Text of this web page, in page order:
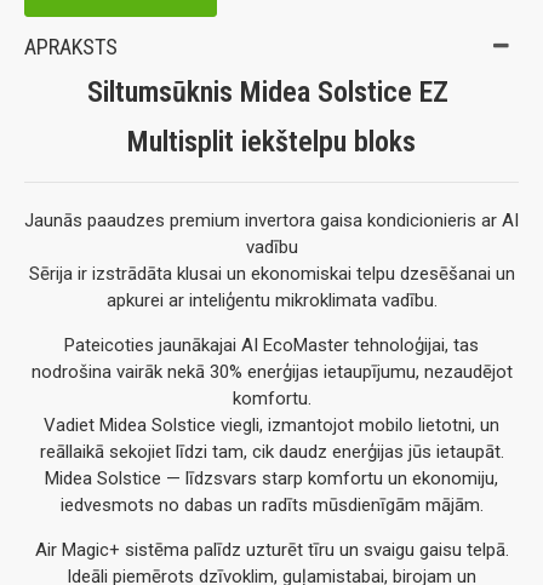
APRAKSTS
Siltumsūknis Midea Solstice EZ
Multisplit iekštelpu bloks
Jaunās paaudzes premium invertora gaisa kondicionieris ar AI
vadību
Sērija ir izstrādāta klusai un ekonomiskai telpu dzesēšanai un
apkurei ar inteliģentu mikroklimata vadību.
Pateicoties jaunākajai AI EcoMaster tehnoloģijai, tas
nodrošina vairāk nekā 30% enerģijas ietaupījumu, nezaudējot
komfortu.
Vadiet Midea Solstice viegli, izmantojot mobilo lietotni, un
reāllaikā sekojiet līdzi tam, cik daudz enerģijas jūs ietaupāt.
Midea Solstice — līdzsvars starp komfortu un ekonomiju,
iedvesmots no dabas un radīts mūsdienīgām mājām.
Air Magic+ sistēma palīdz uzturēt tīru un svaigu gaisu telpā.
Ideāli piemērots dzīvoklim, guļamistabai, birojam un